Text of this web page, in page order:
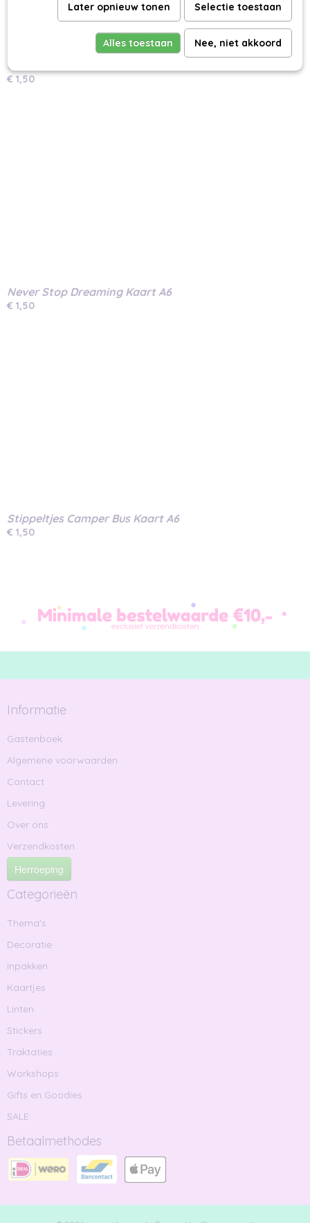
Citroenen Kaart A6
€ 1,50
Never Stop Dreaming Kaart A6
€ 1,50
Stippeltjes Camper Bus Kaart A6
€ 1,50
Informatie
Gastenboek
Algemene voorwaarden
Contact
Levering
Over ons
Verzendkosten
Herroeping
Categorieën
Thema's
Decoratie
Inpakken
Kaartjes
Linten
Stickers
Traktaties
Workshops
Gifts en Goodies
SALE
Betaalmethodes
Later opnieuw tonen Selectie toestaan
Alles toestaan Nee, niet akkoord